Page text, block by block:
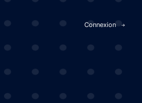
Connexion